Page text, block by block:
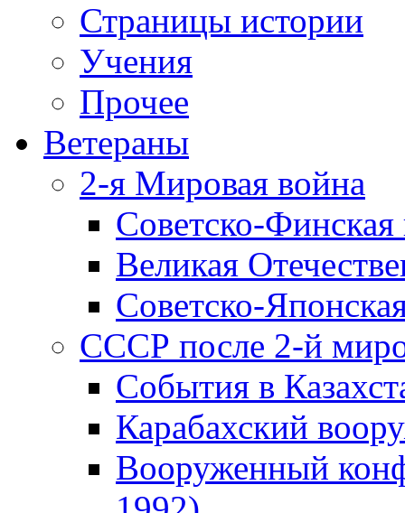
Страницы истории
Учения
Прочее
Ветераны
2-я Мировая война
Советско-
Великая
Советско-
СССР после 2-й
События в
Карабахский
Вооруженный